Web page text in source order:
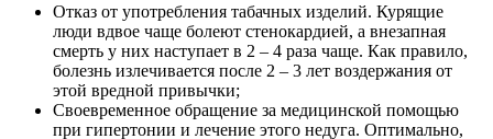
Отказ от употребления табачных изделий. Курящие
люди вдвое чаще болеют стенокардией, а внезапная
смерть у них наступает в 2 – 4 раза чаще. Как правило,
болезнь излечивается после 2 – 3 лет воздержания от
этой вредной привычки;
Своевременное обращение за медицинской помощью
при гипертонии и лечение этого недуга. Оптимально,